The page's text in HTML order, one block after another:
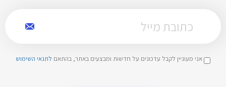
אני מעוניין לקבל עדכונים על חדשות ומבצעים באתר, בהתאם לתנאי השימוש